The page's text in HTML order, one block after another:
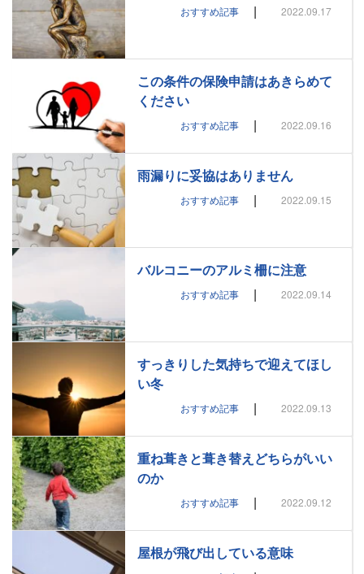
おすすめ記事 | 2022.09.17
この条件の保険申請はあきらめて
ください
おすすめ記事 | 2022.09.16
雨漏りに妥協はありません
おすすめ記事 | 2022.09.15
バルコニーのアルミ柵に注意
おすすめ記事 | 2022.09.14
すっきりした気持ちで迎えてほし
い冬
おすすめ記事 | 2022.09.13
重ね葺きと葺き替えどちらがいい
のか
おすすめ記事 | 2022.09.12
屋根が飛び出している意味